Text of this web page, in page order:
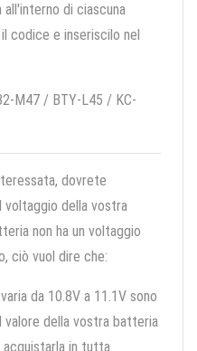
all'interno di ciascuna
codice e inseriscilo nel
M47 / BTY-L45 / KC-
dovrete
della vostra
non ha un voltaggio
ciò vuol dire che:
da 10.8V a 11.1V sono
della vostra batteria
in tutta